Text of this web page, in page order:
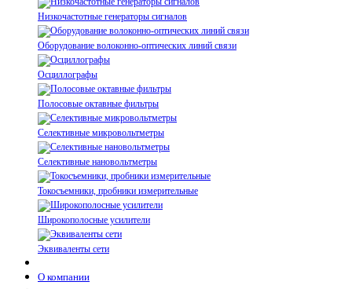
Низкочастотные генераторы сигналов
Оборудование волоконно-оптических линий связи
Осциллографы
Полосовые октавные фильтры
Селективные микровольтметры
Селективные нановольтметры
Токосъемники, пробники измерительные
Широкополосные усилители
Эквиваленты сети
О компании